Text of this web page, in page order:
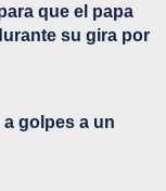
que el papa
su gira por
golpes a un